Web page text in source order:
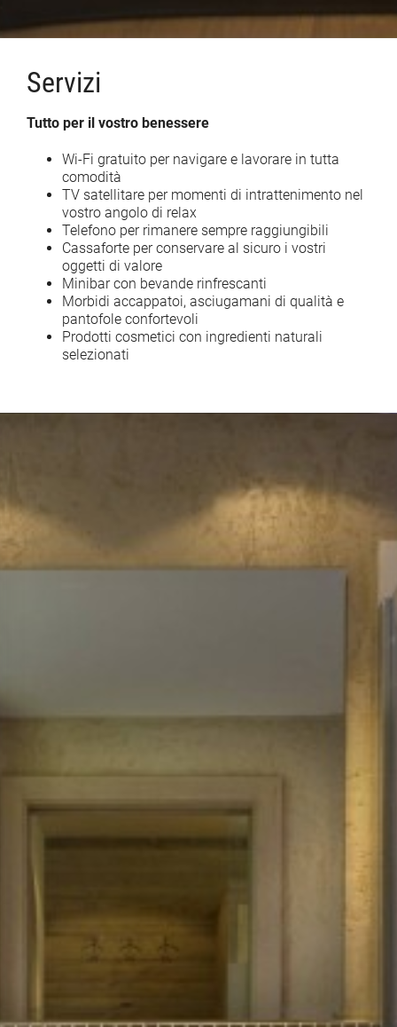
Servizi
Tutto per il vostro benessere
Wi-Fi gratuito per navigare e lavorare in tutta
comodità
TV satellitare per momenti di intrattenimento nel
vostro angolo di relax
Telefono per rimanere sempre raggiungibili
Cassaforte per conservare al sicuro i vostri
oggetti di valore
Minibar con bevande rinfrescanti
Morbidi accappatoi, asciugamani di qualità e
pantofole confortevoli
Prodotti cosmetici con ingredienti naturali
selezionati